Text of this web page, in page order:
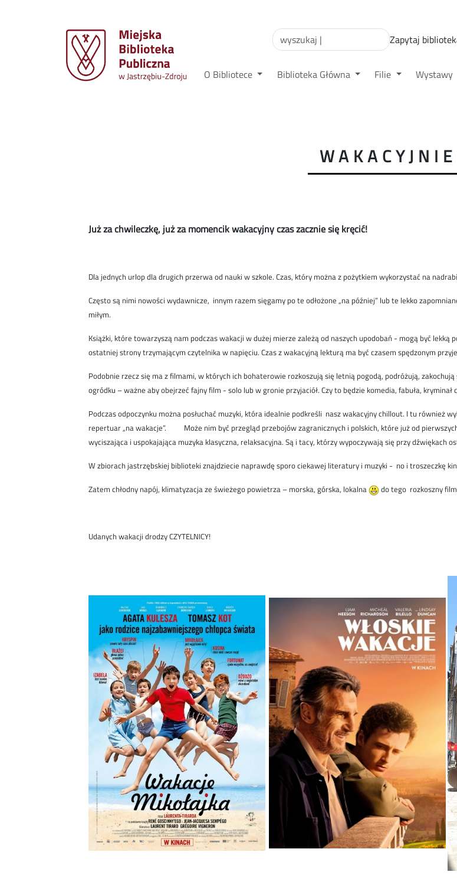
Zapytaj
O Bibliotece Biblioteka Główna Filie Wystawy
Już za chwileczkę, już za momencik wakacyjny czas zacznie się kręcić!
Dla jednych urlop dla drugich przerwa od nauki w szkole. Czas, który można z pożytkiem wykorzystać na
Często są nimi nowości wydawnicze, innym razem sięgamy po te odłożone „na później” lub te lekko
miłym.
Książki, które towarzyszą nam podczas wakacji w dużej mierze zależą od naszych upodobań - mogą być
ostatniej strony trzymającym czytelnika w napięciu. Czas z wakacyjną lekturą ma być czasem spędzonym
Podobnie rzecz się ma z filmami, w których ich bohaterowie rozkoszują się letnią pogodą, podróżują,
ogródku – ważne aby obejrzeć fajny film - solo lub w gronie przyjaciół. Czy to będzie komedia, fabuła,
Podczas odpoczynku można posłuchać muzyki, która idealnie podkreśli nasz wakacyjny chillout. I tu również
repertuar „na wakacje”. Może nim być przegląd przebojów zagranicznych i polskich, które już od
wyciszająca i uspokajająca muzyka klasyczna, relaksacyjna. Są i tacy, którzy wypoczywają się przy dźwiękach
W zbiorach jastrzębskiej biblioteki znajdziecie naprawdę sporo ciekawej literatury i muzyki - no i troszeczkę
Zatem chłodny napój, klimatyzacja ze świeżego powietrza – morska, górska, lokalna
do tego rozkoszny
Udanych wakacji drodzy CZYTELNICY!